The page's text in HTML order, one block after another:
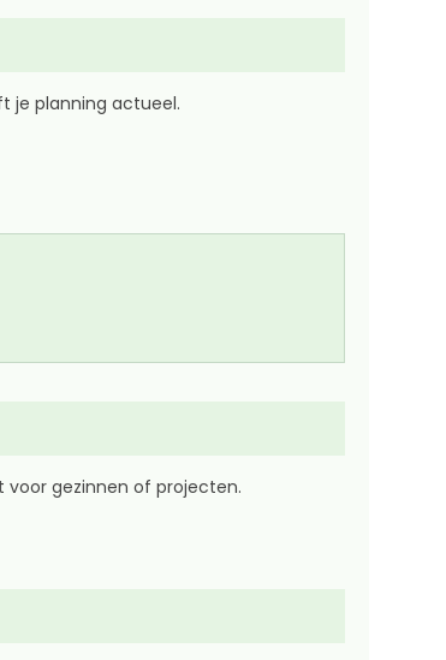
je planning actueel.
voor gezinnen of projecten.